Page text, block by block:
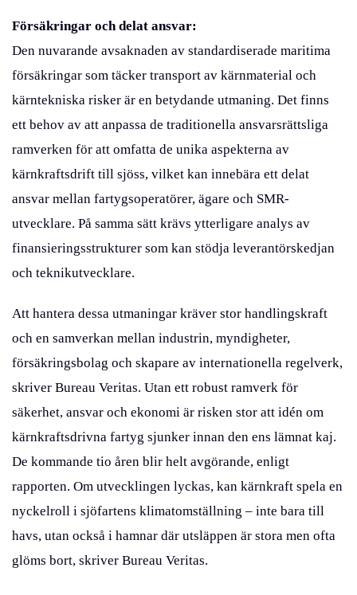
Försäkringar och delat ansvar:
Den nuvarande avsaknaden av standardiserade maritima
försäkringar som täcker transport av kärnmaterial och
kärntekniska risker är en betydande utmaning. Det finns
ett behov av att anpassa de traditionella ansvarsrättsliga
ramverken för att omfatta de unika aspekterna av
kärnkraftsdrift till sjöss, vilket kan innebära ett delat
ansvar mellan fartygsoperatörer, ägare och SMR-
utvecklare. På samma sätt krävs ytterligare analys av
finansieringsstrukturer som kan stödja leverantörskedjan
och teknikutvecklare.
Att hantera dessa utmaningar kräver stor handlingskraft
och en samverkan mellan industrin, myndigheter,
försäkringsbolag och skapare av internationella regelverk,
skriver Bureau Veritas. Utan ett robust ramverk för
säkerhet, ansvar och ekonomi är risken stor att idén om
kärnkraftsdrivna fartyg sjunker innan den ens lämnat kaj.
De kommande tio åren blir helt avgörande, enligt
rapporten. Om utvecklingen lyckas, kan kärnkraft spela en
nyckelroll i sjöfartens klimatomställning – inte bara till
havs, utan också i hamnar där utsläppen är stora men ofta
glöms bort, skriver Bureau Veritas.